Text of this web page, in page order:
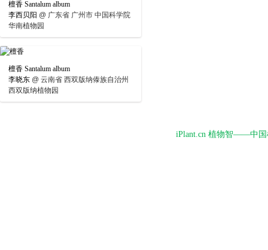
檀香 Santalum album
李西贝阳 @ 广东省 广州市 中国科学院
华南植物园
檀香 Santalum album
李晓东 @ 云南省 西双版纳傣族自治州
西双版纳植物园
iPlant.cn 植物智——中国